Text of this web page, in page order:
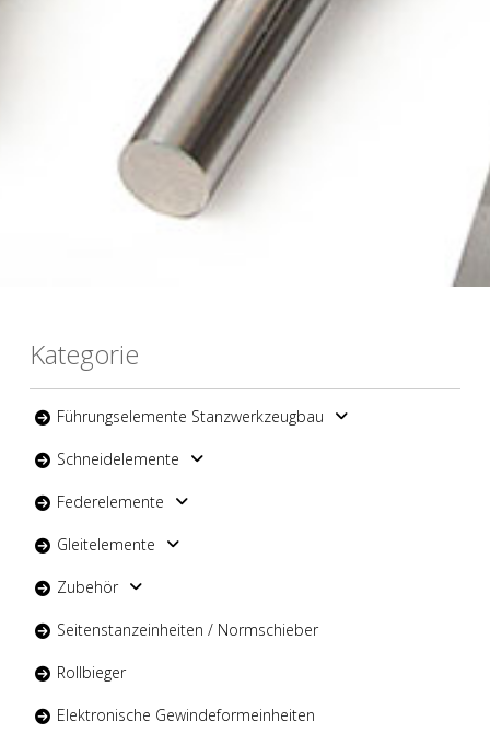
Kategorie
Führungselemente Stanzwerkzeugbau
Schneidelemente
Federelemente
Gleitelemente
Zubehör
Seitenstanzeinheiten / Normschieber
Rollbieger
Elektronische Gewindeformeinheiten